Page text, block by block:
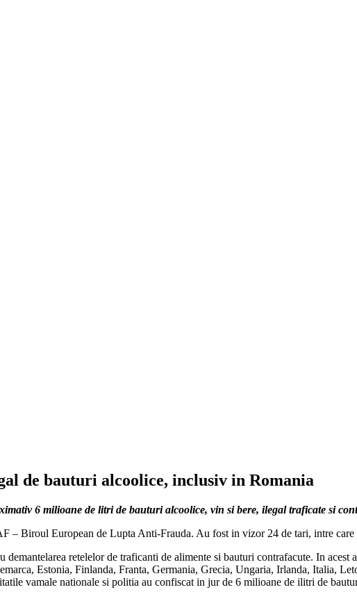
de bauturi alcoolice, inclusiv in Romania
6 milioane de litri de bauturi alcoolice, vin si bere, ilegal traficate si
– Biroul European de Lupta Anti-Frauda. Au fost in vizor 24 de tari, intre care
retelelor de traficanti de alimente si bauturi contrafacute. In
Estonia, Finlanda, Franta, Germania, Grecia, Ungaria, Irlanda, Italia,
vamale nationale si politia au confiscat in jur de 6 milioane de ilitri de